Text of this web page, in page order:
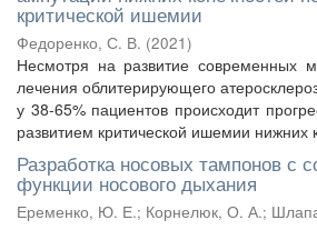
критической ишемии
Федоренко, С. В. (2021)
Несмотря на развитие современных
лечения облитерирующего
у 38-65% пациентов происходит
развитием критической ишемии нижних
Разработка носовых тампонов с
функции носового дыхания
Еременко, Ю. Е.; Корнелюк, О. А.;